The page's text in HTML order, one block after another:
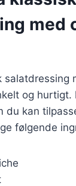
med
salatdressing
og hurtigt.
du kan
følgende